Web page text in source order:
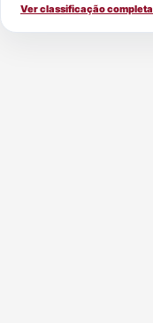
Ver classificação completa